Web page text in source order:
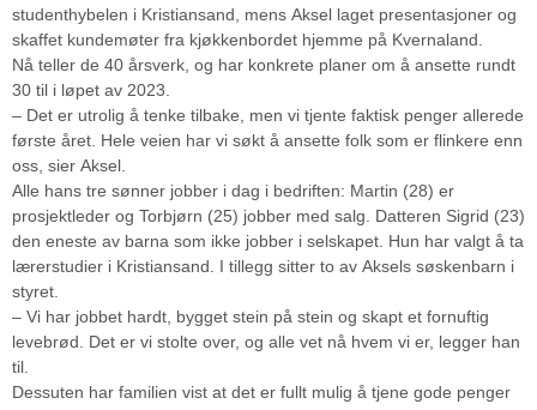
studenthybelen i Kristiansand, mens Aksel laget presentasjoner og
skaffet kundemøter fra kjøkkenbordet hjemme på Kvernaland.
Nå teller de 40 årsverk, og har konkrete planer om å ansette rundt
30 til i løpet av 2023.
– Det er utrolig å tenke tilbake, men vi tjente faktisk penger allerede
første året. Hele veien har vi søkt å ansette folk som er flinkere enn
oss, sier Aksel.
Alle hans tre sønner jobber i dag i bedriften: Martin (28) er
prosjektleder og Torbjørn (25) jobber med salg. Datteren Sigrid (23)
den eneste av barna som ikke jobber i selskapet. Hun har valgt å ta
lærerstudier i Kristiansand. I tillegg sitter to av Aksels søskenbarn i
styret.
– Vi har jobbet hardt, bygget stein på stein og skapt et fornuftig
levebrød. Det er vi stolte over, og alle vet nå hvem vi er, legger han
til.
Dessuten har familien vist at det er fullt mulig å tjene gode penger